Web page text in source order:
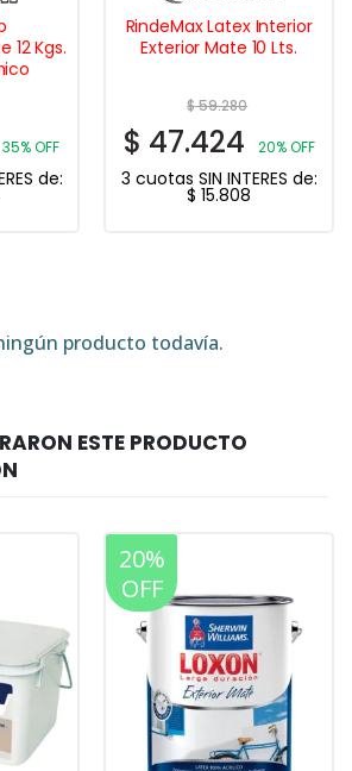
12 Kgs.
35% OFF
de:
RindeMax Latex Interior
Exterior Mate 10 Lts.
$59.280
$ 47.424 20% OFF
3 cuotas SIN INTERES de:
$ 15.808
producto todavía.
20%
OFF